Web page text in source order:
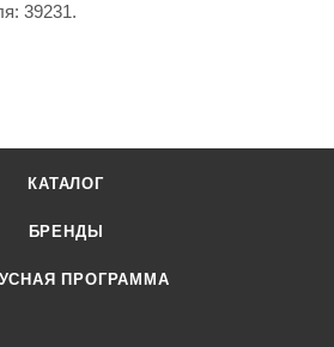
39231.
КАТАЛОГ
БРЕНДЫ
ПРОГРАММА